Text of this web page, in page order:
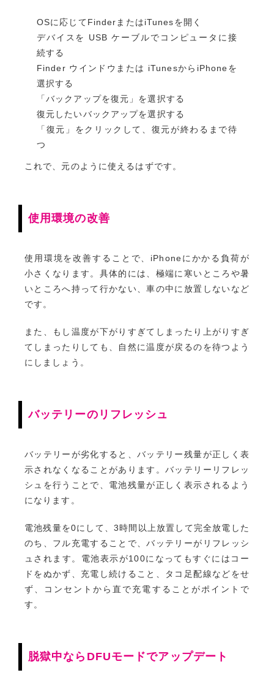
OSに応じてFinderまたはiTunesを開く
デバイスを USB ケーブルでコンピュータに接
続する
Finder ウインドウまたは iTunesからiPhoneを
選択する
「バックアップを復元」を選択する
復元したいバックアップを選択する
「復元」をクリックして、復元が終わるまで待
つ
これで、元のように使えるはずです。
使用環境の改善
使用環境を改善することで、iPhoneにかかる負荷が
小さくなります。具体的には、極端に寒いところや暑
いところへ持って行かない、車の中に放置しないなど
です。
また、もし温度が下がりすぎてしまったり上がりすぎ
てしまったりしても、自然に温度が戻るのを待つよう
にしましょう。
バッテリーのリフレッシュ
バッテリーが劣化すると、バッテリー残量が正しく表
示されなくなることがあります。バッテリーリフレッ
シュを行うことで、電池残量が正しく表示されるよう
になります。
電池残量を0にして、3時間以上放置して完全放電した
のち、フル充電することで、バッテリーがリフレッシ
ュされます。電池表示が100になってもすぐにはコー
ドをぬかず、充電し続けること、タコ足配線などをせ
ず、コンセントから直で充電することがポイントで
す。
脱獄中ならDFUモードでアップデート